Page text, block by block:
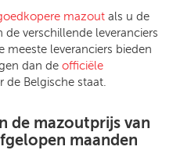
mazout als u de
verschillende leveranciers
meeste leveranciers bieden
dan de officiële
de Belgische staat.
de mazoutprijs van
maanden